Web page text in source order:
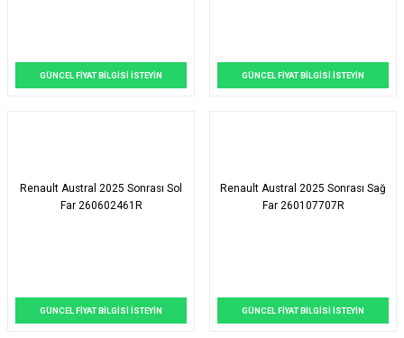
GÜNCEL FİYAT BİLGİSİ İSTEYİN GÜNCEL FİYAT BİLGİSİ İSTEYİN
Renault Austral 2025 Sonrası Sol
Far 260602461R
GÜNCEL FİYAT BİLGİSİ İSTEYİN
Renault Austral 2025 Sonrası Sağ
Far 260107707R
GÜNCEL FİYAT BİLGİSİ İSTEYİN